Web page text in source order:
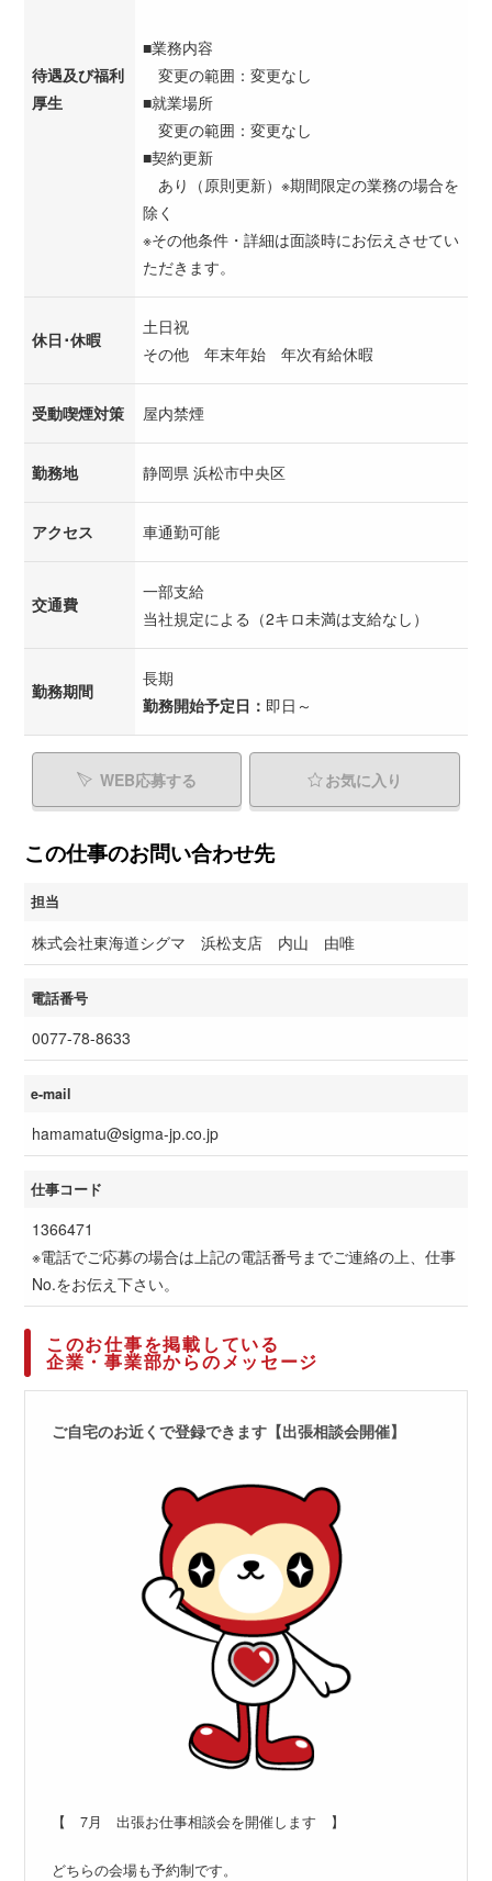
待遇及び福利
厚生
■業務内容
変更の範囲：変更なし
■就業場所
変更の範囲：変更なし
■契約更新
あり（原則更新）※期間限定の業務の場合を
除く
※その他条件・詳細は面談時にお伝えさせてい
ただきます。
休日･休暇
土日祝
その他 年末年始 年次有給休暇
受動喫煙対策 屋内禁煙
勤務地 静岡県 浜松市中央区
アクセス 車通勤可能
交通費
一部支給
当社規定による（2キロ未満は支給なし）
勤務期間
長期
勤務開始予定日： 即日～
WEB応募する お気に入り
この仕事のお問い合わせ先
担当
株式会社東海道シグマ 浜松支店 内山 由唯
電話番号
0077-78-8633
e-mail
hamamatu@sigma-jp.co.jp
仕事コード
1366471
※電話でご応募の場合は上記の電話番号までご連絡の上、仕事
No.をお伝え下さい。
このお仕事を掲載している
企業・事業部からのメッセージ
ご自宅のお近くで登録できます【出張相談会開催】
【 7月 出張お仕事相談会を開催します 】
どちらの会場も予約制です。